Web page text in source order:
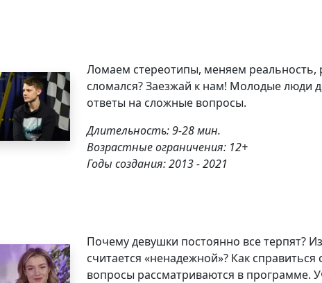
Ломаем стереотипы, меняем
сломался? Заезжай к нам! Молодые люди
ответы на сложные вопросы.
Длительность: 9-28 мин.
Возрастные ограничения: 12+
Годы создания: 2013 - 2021
Почему девушки постоянно все терпят?
считается «ненадежной»? Как справиться
вопросы рассматриваются в программе.